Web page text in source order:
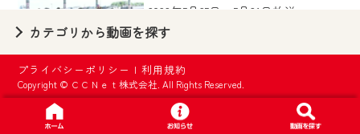
2026年5月25日～5月31日放送
テーマ：東郷町のトピックス
再生時間：00:02:44
登録日：2026/05/27
【東郷】名古屋城「諸輪の松」里帰り
2026年5月18日～5月24日放送
カテゴリから動画を探す
プライバシーポリシー |利用規約
Copyright © ＣＣＮｅｔ株式会社. All Rights Reserved.
要となります。
※MyIDとは、CCNet Web TVを含むCCNetの
各種サービスをご利用頂くためのIDです。
IDはお客様が使っているメールアドレス
で設定できます。